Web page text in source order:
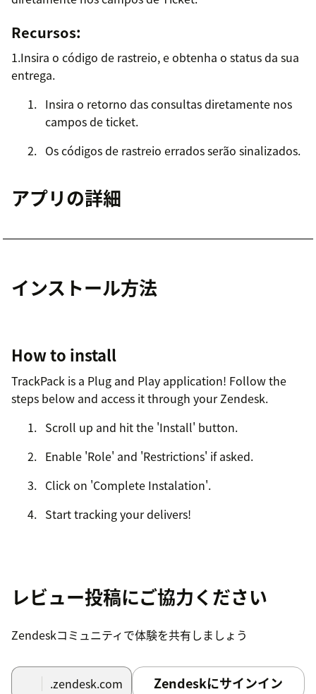
Recursos:
1.Insira o código de rastreio, e obtenha o status da sua
entrega.
Insira o retorno das consultas diretamente nos
campos de ticket.
Os códigos de rastreio errados serão sinalizados.
アプリの詳細
インストール方法
How to install
TrackPack is a Plug and Play application! Follow the
steps below and access it through your Zendesk.
Scroll up and hit the 'Install' button.
Enable 'Role' and 'Restrictions' if asked.
Click on 'Complete Instalation'.
Start tracking your delivers!
レビュー投稿にご協力ください
Zendeskコミュニティで体験を共有しましょう
.zendesk.com Zendeskにサインイン